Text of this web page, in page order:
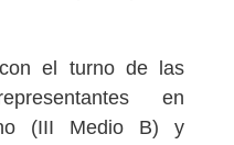
el turno de las
en
(III Medio B) y